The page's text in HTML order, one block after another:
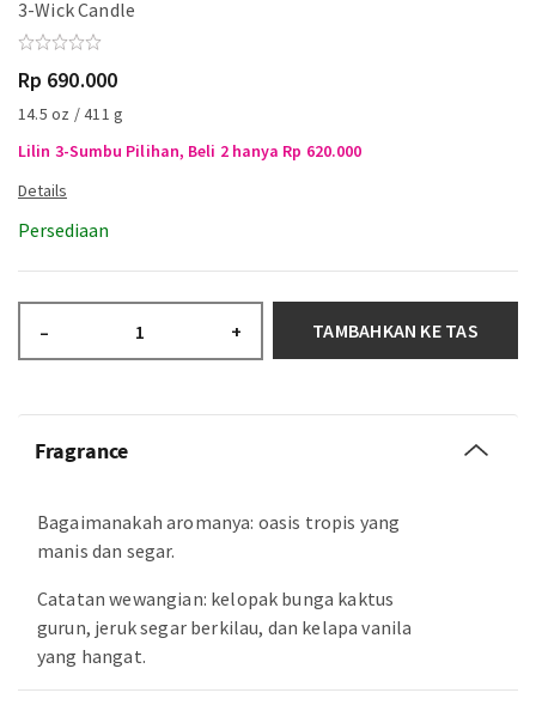
3-Wick Candle
Rp 690.000
14.5 oz / 411 g
Lilin 3-Sumbu Pilihan, Beli 2 hanya Rp 620.000
Persediaan
– + TAMBAHKAN KE TAS
Fragrance
Bagaimanakah aromanya: oasis tropis yang
manis dan segar.
Catatan wewangian: kelopak bunga kaktus
gurun, jeruk segar berkilau, dan kelapa vanila
yang hangat.